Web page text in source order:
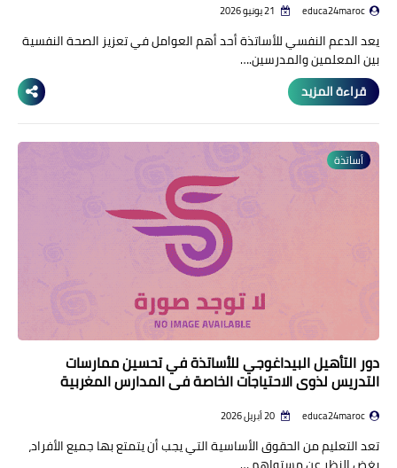
educa24maroc
يعد الدعم النفسي للأساتذة أحد أهم العوامل في تعزيز الصحة النفسية
بين المعلمين والمدرسين.…
قراءة المزيد
أساتذة
دور التأهيل البيداغوجي للأساتذة في تحسين ممارسات
التدريس لذوي الاحتياجات الخاصة في المدارس المغربية
educa24maroc
تعد التعليم من الحقوق الأساسية التي يجب أن يتمتع بها جميع الأفراد،